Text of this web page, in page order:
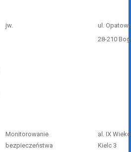
jw.
ul.
28-210
Monitorowanie
bezpieczeństwa
al. IX
Kielc 3